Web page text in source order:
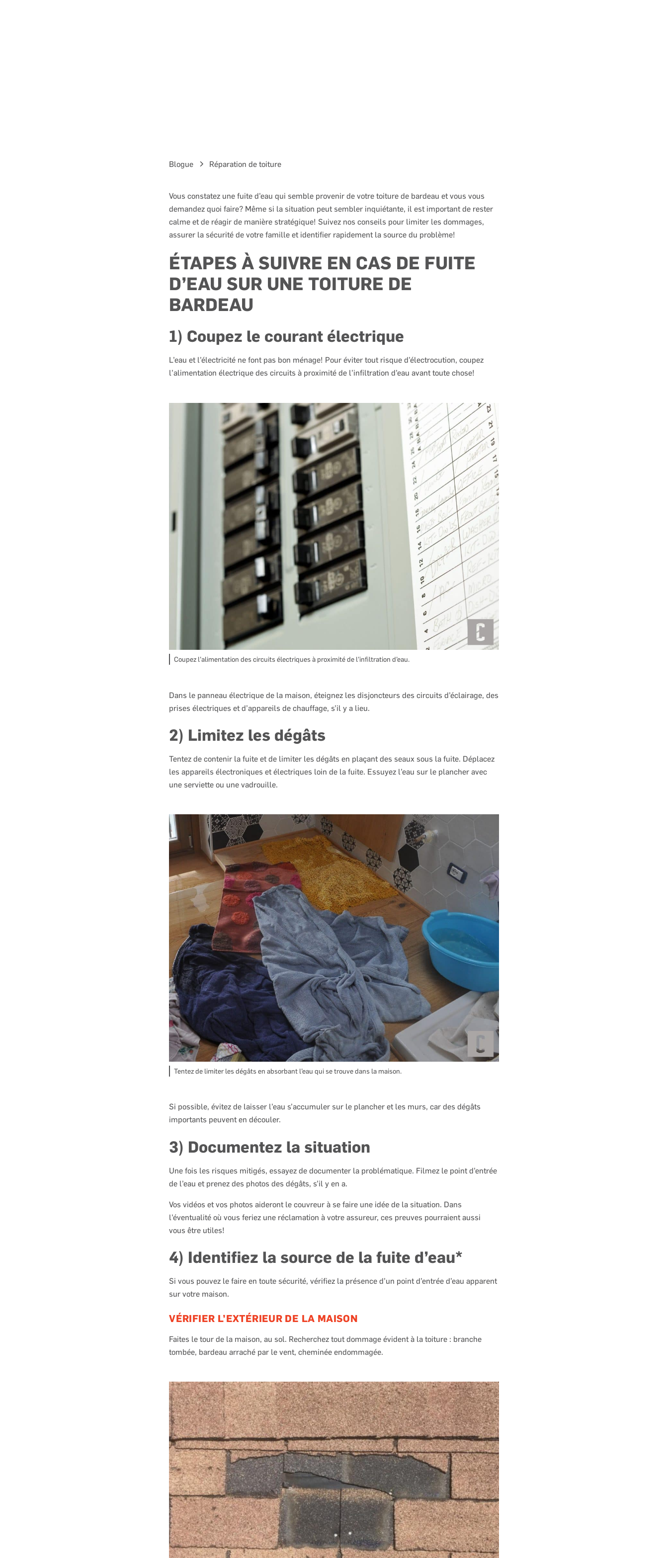
Blogue Réparation de toiture
Vous constatez une fuite d’eau qui semble provenir de votre toiture de bardeau et vous vous
demandez quoi faire? Même si la situation peut sembler inquiétante, il est important de rester
calme et de réagir de manière stratégique! Suivez nos conseils pour limiter les dommages,
assurer la sécurité de votre famille et identifier rapidement la source du problème!
ÉTAPES À SUIVRE EN CAS DE FUITE
D’EAU SUR UNE TOITURE DE
BARDEAU
1) Coupez le courant électrique
L’eau et l’électricité ne font pas bon ménage! Pour éviter tout risque d’électrocution, coupez
l’alimentation électrique des circuits à proximité de l’infiltration d’eau avant toute chose!
Coupez l’alimentation des circuits électriques à proximité de l’infiltration d’eau.
Dans le panneau électrique de la maison, éteignez les disjoncteurs des circuits d’éclairage, des
prises électriques et d’appareils de chauffage, s’il y a lieu.
2) Limitez les dégâts
Tentez de contenir la fuite et de limiter les dégâts en plaçant des seaux sous la fuite. Déplacez
les appareils électroniques et électriques loin de la fuite. Essuyez l’eau sur le plancher avec
une serviette ou une vadrouille.
Tentez de limiter les dégâts en absorbant l’eau qui se trouve dans la maison.
Si possible, évitez de laisser l’eau s’accumuler sur le plancher et les murs, car des dégâts
importants peuvent en découler.
3) Documentez la situation
Une fois les risques mitigés, essayez de documenter la problématique. Filmez le point d’entrée
de l’eau et prenez des photos des dégâts, s’il y en a.
Vos vidéos et vos photos aideront le couvreur à se faire une idée de la situation. Dans
l’éventualité où vous feriez une réclamation à votre assureur, ces preuves pourraient aussi
vous être utiles!
4) Identifiez la source de la fuite d’eau*
Si vous pouvez le faire en toute sécurité, vérifiez la présence d’un point d’entrée d’eau apparent
sur votre maison.
VÉRIFIER L’EXTÉRIEUR DE LA MAISON
Faites le tour de la maison, au sol. Recherchez tout dommage évident à la toiture : branche
tombée, bardeau arraché par le vent, cheminée endommagée.